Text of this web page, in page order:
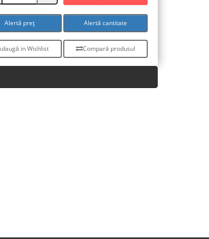
Alertă preț Alertă cantitate
in Wishlist Compară produsul